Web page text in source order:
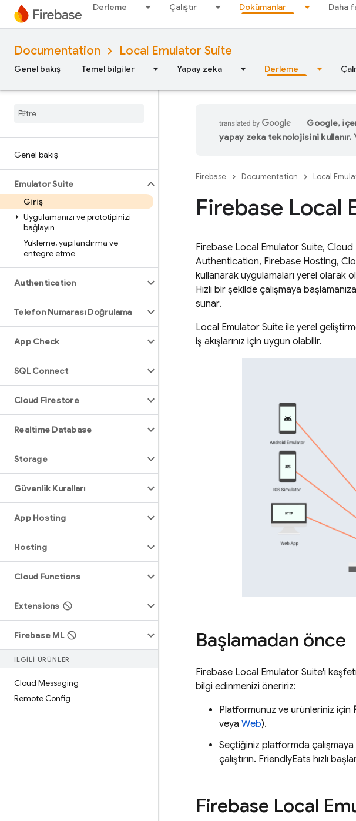
Derleme Çalıştır Dokümanlar Daha
Documentation Local Emulator Suite
Genel bakış Temel bilgiler Yapay zeka Derleme
Genel bakış
Emulator Suite
Giriş
Uygulamanızı ve prototipinizi
bağlayın
Yükleme,yapılandırma ve
entegre etme
Authentication
Telefon Numarası Doğrulama
App Check
SQL Connect
Cloud Firestore
Realtime Database
Storage
Güvenlik Kuralları
App Hosting
Hosting
Cloud Functions
Extensions
Firebase ML
İLGİLİ ÜRÜNLER
Cloud Messaging
Remote Config
Google,
yapay zeka teknolojisini
Firebase Documentation Local
Firebase Local
Firebase Local Emulator Suite, Cloud
Authentication, Firebase Hosting,
kullanarak uygulamaları yerel olarak
Hızlı bir şekilde çalışmaya
sunar.
Local Emulator Suite ile yerel
iş akışlarınız için uygun olabilir.
Başlamadan önce
Firebase Local Emulator Suite'i
bilgi edinmenizi öneririz:
Platformunuz ve ürünleriniz için
veya Web).
Seçtiğiniz platformda çalışmaya
çalıştırın. FriendlyEats hızlı
Firebase Local